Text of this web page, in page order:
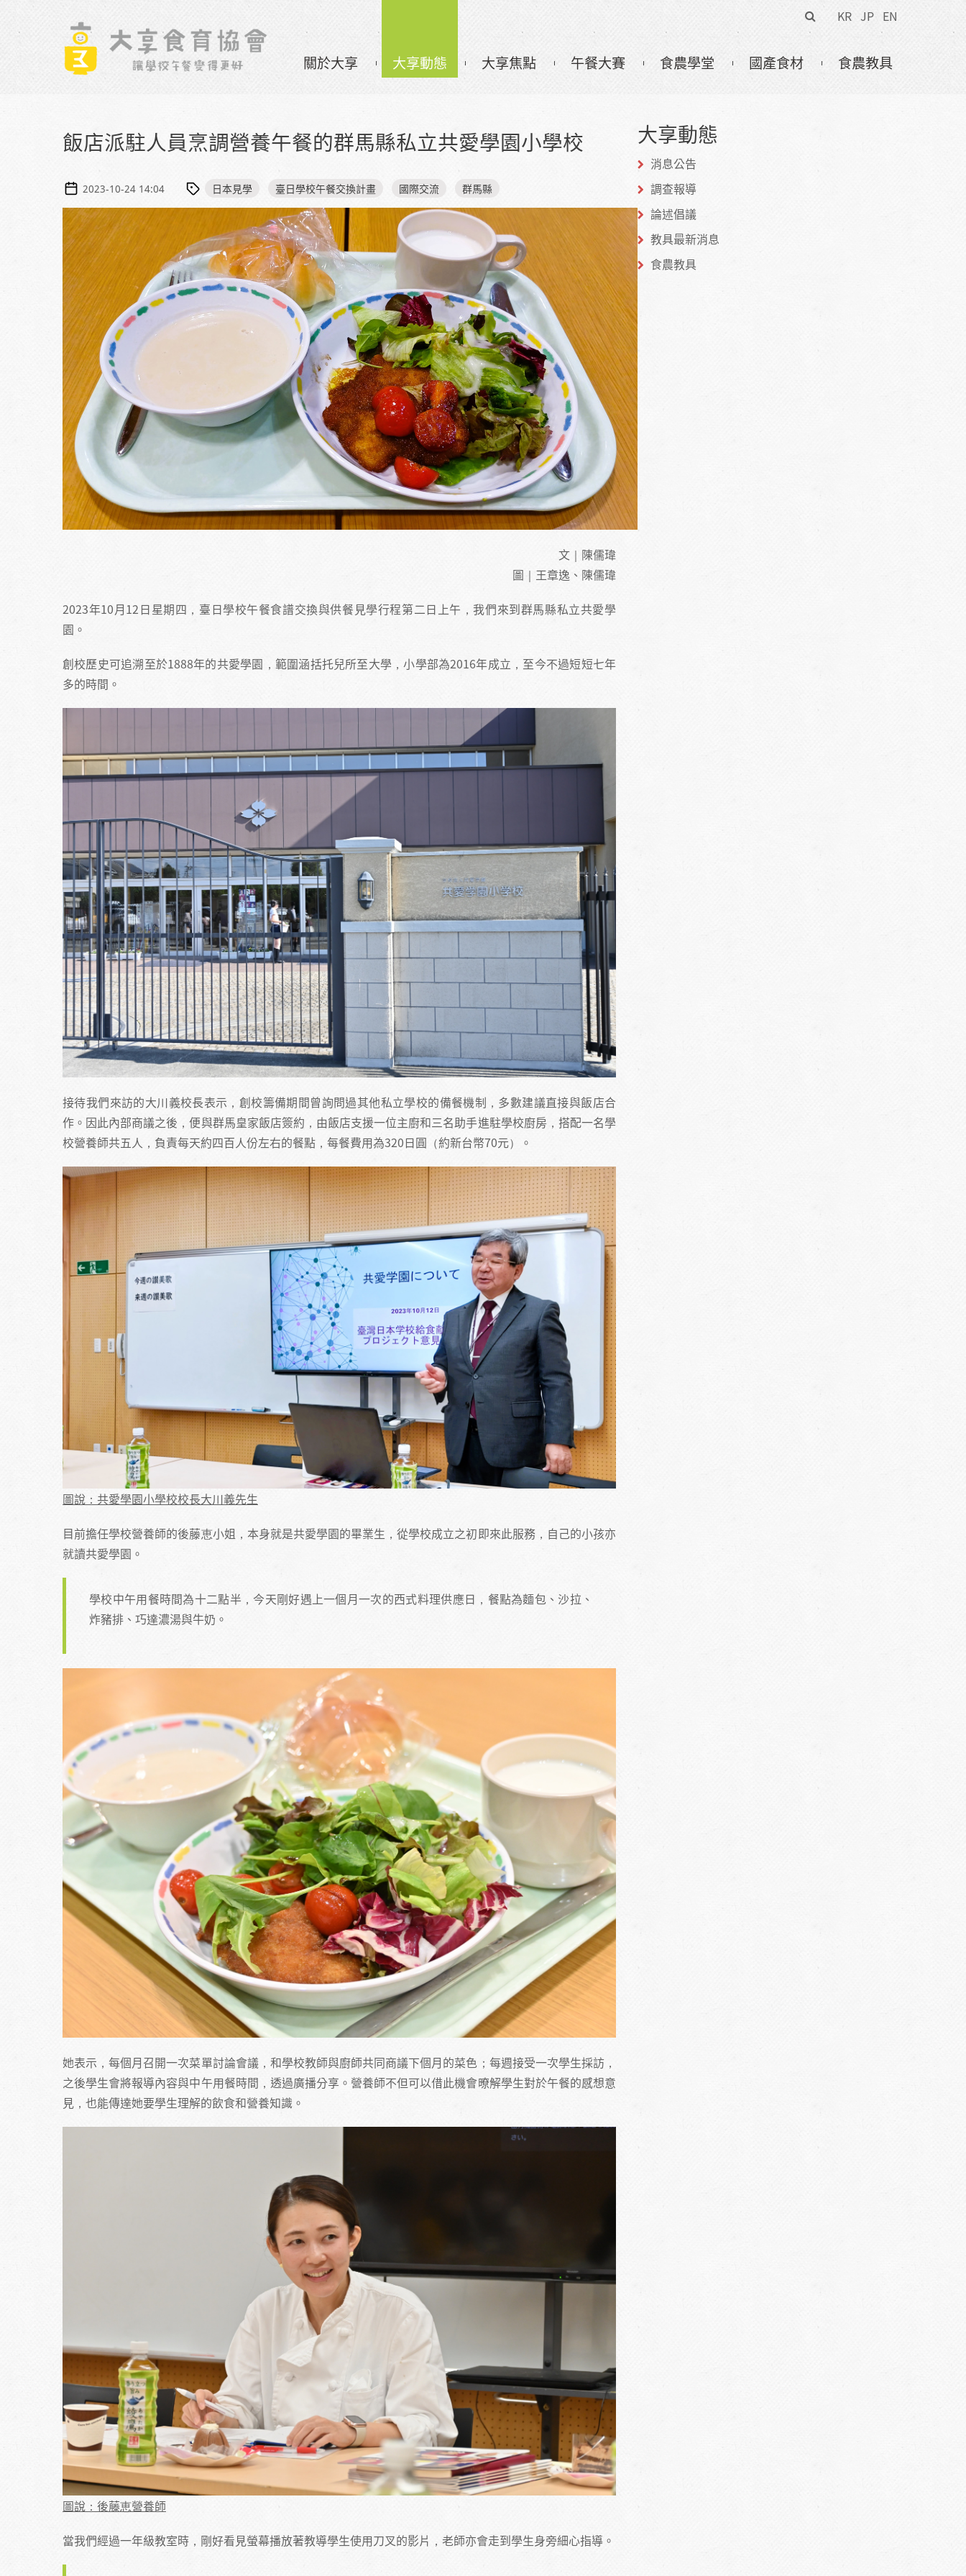
KR JP EN
搜
尋
表
單
關於大享 大享動態 大享焦點 午餐大賽 食農學堂 國產食材 食農教具
飯店派駐人員烹調營養午餐的群馬縣私立共愛學園小學校
2023-10-24 14:04 日本見學 臺日學校午餐交換計畫 國際交流 群馬縣
文｜陳儒瑋
圖｜王章逸、陳儒瑋
2023年10月12日星期四，臺日學校午餐食譜交換與供餐見學行程第二日上午，我們來到群馬縣私立共愛學
園。
創校歷史可追溯至於1888年的共愛學園，範圍涵括托兒所至大學，小學部為2016年成立，至今不過短短七年
多的時間。
接待我們來訪的大川義校長表示，創校籌備期間曾詢問過其他私立學校的備餐機制，多數建議直接與飯店合
作。因此內部商議之後，便與群馬皇家飯店簽約，由飯店支援一位主廚和三名助手進駐學校廚房，搭配一名學
校營養師共五人，負責每天約四百人份左右的餐點，每餐費用為320日圓（約新台幣70元）。
圖說：共愛學園小學校校長大川義先生
目前擔任學校營養師的後藤恵小姐，本身就是共愛學園的畢業生，從學校成立之初即來此服務，自己的小孩亦
就讀共愛學園。
學校中午用餐時間為十二點半，今天剛好遇上一個月一次的西式料理供應日，餐點為麵包、沙拉、
炸豬排、巧達濃湯與牛奶。
她表示，每個月召開一次菜單討論會議，和學校教師與廚師共同商議下個月的菜色；每週接受一次學生採訪，
之後學生會將報導內容與中午用餐時間，透過廣播分享。營養師不但可以借此機會暸解學生對於午餐的感想意
見，也能傳達她要學生理解的飲食和營養知識。
圖說：後藤恵營養師
當我們經過一年級教室時，剛好看見螢幕播放著教導學生使用刀叉的影片，老師亦會走到學生身旁細心指導。
大享動態
消息公告
調查報導
論述倡議
教具最新消息
食農教具